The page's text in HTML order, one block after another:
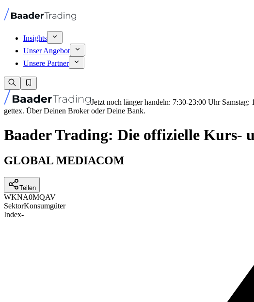
Insights
Unser Angebot
Unsere Partner
Jetzt noch länger handeln: 7:30-23:00 Uhr Samstag:
gettex. Über Deinen Broker oder Deine Bank.
Baader Trading: Die offizielle Kurs-
GLOBAL MEDIACOM
Teilen
WKNA0MQAV
SektorKonsumgüter
Index-